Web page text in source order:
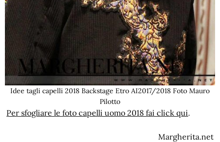
Idee tagli capelli 2018 Backstage Etro AI2017/2018 Foto Mauro
Pilotto
Per sfogliare le foto capelli uomo 2018 fai click qui.
Margherita.net